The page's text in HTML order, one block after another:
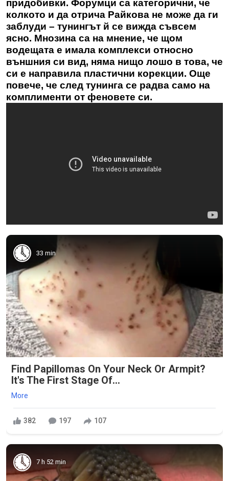
придобивки. Форумци са категорични, че
колкото и да отрича Райкова не може да ги
заблуди – тунингът й се вижда съвсем
ясно. Мнозина са на мнение, че щом
водещата е имала комплекси относно
външния си вид, няма нищо лошо в това, че
си е направила пластични корекции. Още
повече, че след тунинга се радва само на
комплименти от феновете си.
33 min
Find Papillomas On Your Neck Or Armpit?
It's The First Stage Of...
More
382 197 107
7 h 52 min